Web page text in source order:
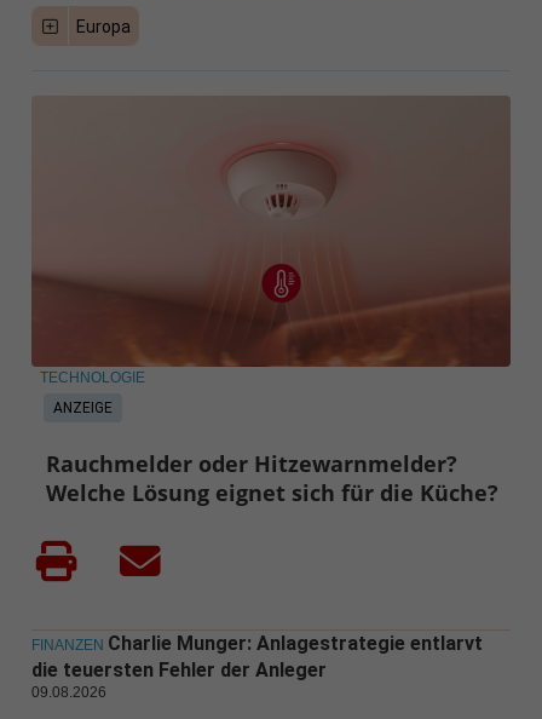
Europa
ANZEIGE
TECHNOLOGIE
Rauchmelder oder Hitzewarnmelder?
Welche Lösung eignet sich für die Küche?
FINANZEN Charlie Munger: Anlagestrategie entlarvt
die teuersten Fehler der Anleger
09.08.2026